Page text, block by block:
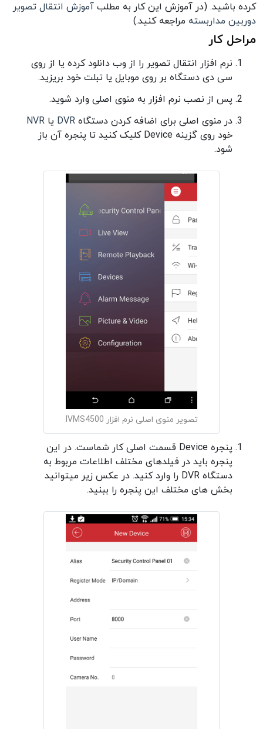
کرده باشید. (در آموزش این کار به مطلب آموزش انتقال تصویر
دوربین مداربسته مراجعه کنید.)
مراحل کار
نرم افزار انتقال تصویر را از وب دانلود کرده یا از روی
سی دی دستگاه بر روی موبایل یا تبلت خود بریزید.
پس از نصب نرم افزار به منوی اصلی وارد شوید.
در منوی اصلی برای اضافه کردن دستگاه DVR یا NVR
خود روی گزینه Device کلیک کنید تا پنجره آن باز
شود.
تصویر منوی اصلی نرم افزار IVMS4500
پنجره Device قسمت اصلی کار شماست. در این
پنجره باید در فیلدهای مختلف اطلاعات مربوط به
دستگاه DVR را وارد کنید. در عکس زیر میتوانید
بخش های مختلف این پنجره را ببنید.